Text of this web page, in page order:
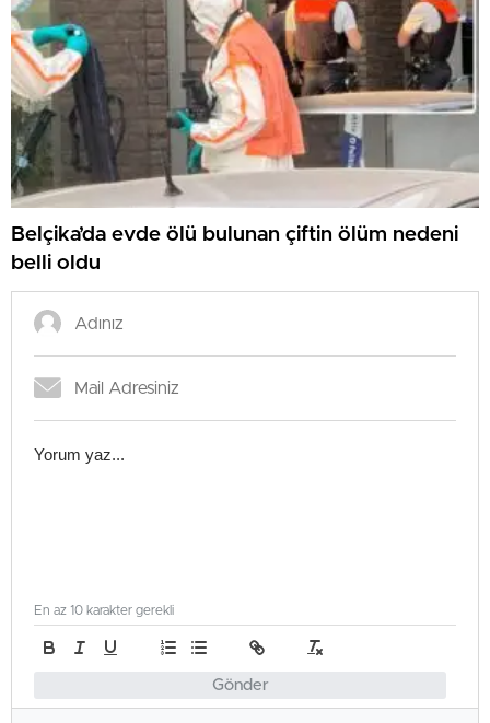
Belçika’da evde ölü bulunan çiftin ölüm nedeni
belli oldu
Gönder
En az 10 karakter gerekli